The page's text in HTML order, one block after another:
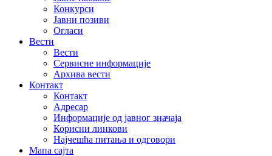
Конкурси
Јавни позиви
Огласи
Вести
Вести
Сервисне информације
Архива вести
Контакт
Контакт
Адресар
Информације од јавног значаја
Корисни линкови
Најчешћа питања и одговори
Мапа сајта